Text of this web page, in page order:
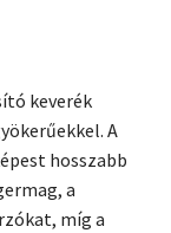
keverék
A
hosszabb
a
míg a